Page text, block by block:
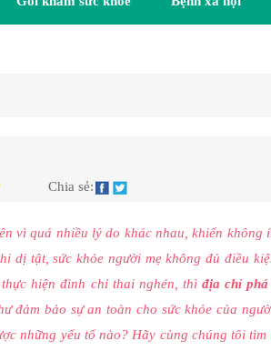
Chia sẻ:
vì quá nhiều lý do khác nhau, khiến không
dị tật, sức khỏe người mẹ không đủ điều
hiện đình chỉ thai nghén, thìđịa chỉ
đảm bảo sự an toàn cho sức khỏe của
những yếu tố nào? Hãy cùng chúng tôi tìm